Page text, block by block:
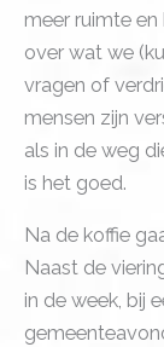
meer ruimte
over wat we
vragen of
mensen zijn
als in de weg
is het goed.
Na de koffie
Naast de
in de week, bij